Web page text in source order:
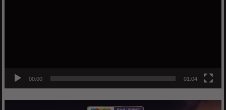
00:00 01:04